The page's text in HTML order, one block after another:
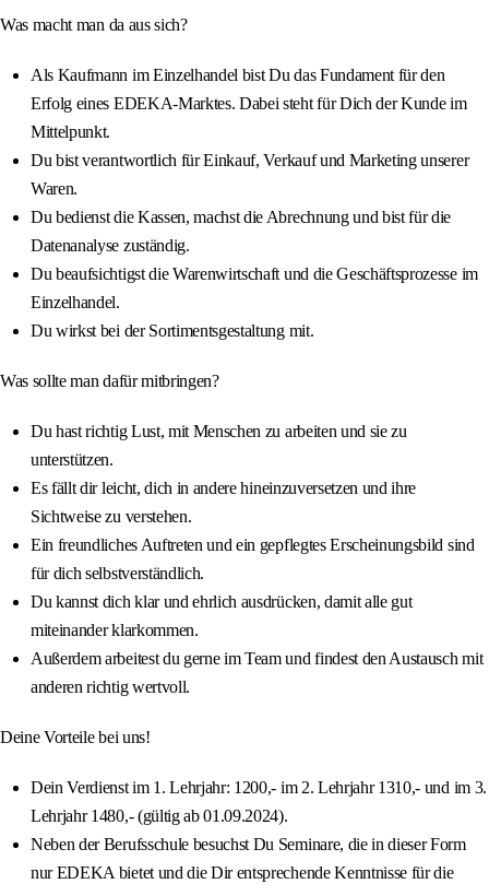
Was macht man da aus sich?
Als Kaufmann im Einzelhandel bist Du das Fundament für den
Erfolg eines EDEKA-Marktes. Dabei steht für Dich der Kunde im
Mittelpunkt.
Du bist verantwortlich für Einkauf, Verkauf und Marketing unserer
Waren.
Du bedienst die Kassen, machst die Abrechnung und bist für die
Datenanalyse zuständig.
Du beaufsichtigst die Warenwirtschaft und die Geschäftsprozesse im
Einzelhandel.
Du wirkst bei der Sortimentsgestaltung mit.
Was sollte man dafür mitbringen?
Du hast richtig Lust, mit Menschen zu arbeiten und sie zu
unterstützen.
Es fällt dir leicht, dich in andere hineinzuversetzen und ihre
Sichtweise zu verstehen.
Ein freundliches Auftreten und ein gepflegtes Erscheinungsbild sind
für dich selbstverständlich.
Du kannst dich klar und ehrlich ausdrücken, damit alle gut
miteinander klarkommen.
Außerdem arbeitest du gerne im Team und findest den Austausch mit
anderen richtig wertvoll.
Deine Vorteile bei uns!
Dein Verdienst im 1. Lehrjahr: 1200,- im 2. Lehrjahr 1310,- und im 3.
Lehrjahr 1480,- (gültig ab 01.09.2024).
Neben der Berufsschule besuchst Du Seminare, die in dieser Form
nur EDEKA bietet und die Dir entsprechende Kenntnisse für die